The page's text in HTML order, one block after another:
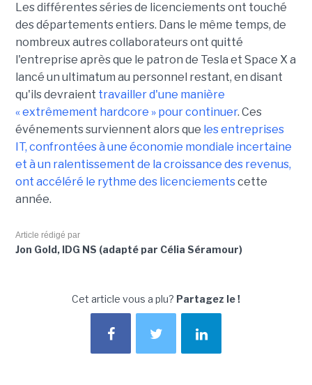
Les différentes séries de licenciements ont touché
des départements entiers. Dans le même temps, de
nombreux autres collaborateurs ont quitté
l'entreprise après que le patron de Tesla et Space X a
lancé un ultimatum au personnel restant, en disant
qu'ils devraient travailler d'une manière
« extrêmement hardcore » pour continuer. Ces
événements surviennent alors que les entreprises
IT, confrontées à une économie mondiale incertaine
et à un ralentissement de la croissance des revenus,
ont accéléré le rythme des licenciementscette
année.
Article rédigé par
Jon Gold, IDG NS (adapté par Célia Séramour)
Cet article vous a plu? Partagez le !